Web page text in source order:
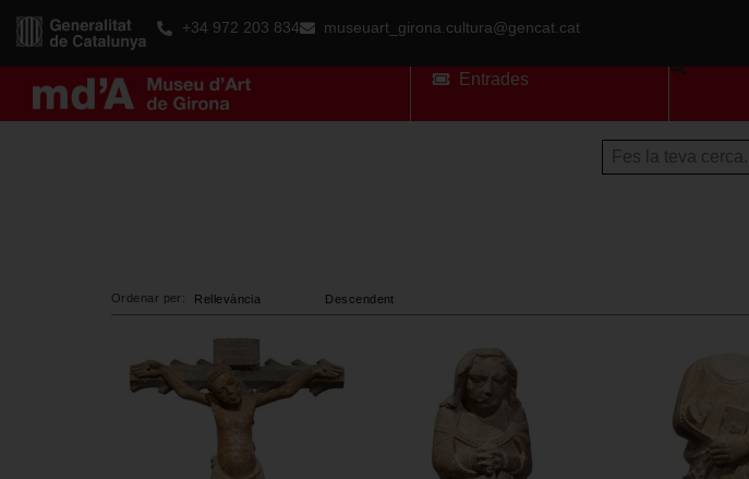
+34 972 203 834 museuart_girona.cultura@gencat.cat
Entrades
Ordenar per: